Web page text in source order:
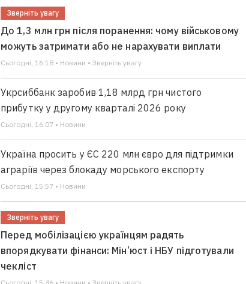
Зверніть увагу
До 1,3 млн грн після поранення: чому військовому
можуть затримати або не нарахувати виплати
Сьогодні, 16:18 • Новини • Зверніть увагу
Укрсиббанк заробив 1,18 млрд грн чистого
прибутку у другому кварталі 2026 року
Сьогодні, 16:07 • Новини
Україна просить у ЄС 220 млн євро для підтримки
аграріїв через блокаду морського експорту
Сьогодні, 15:57 • Новини
Зверніть увагу
Перед мобілізацією українцям радять
впорядкувати фінанси: Мін’юст і НБУ підготували
чекліст